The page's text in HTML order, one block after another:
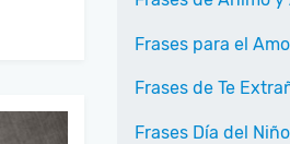
Frases para el
Frases de Te
Frases Día del Niño